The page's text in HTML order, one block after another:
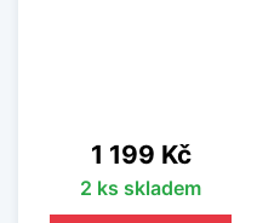
Cena
1 199 Kč
2 ks skladem